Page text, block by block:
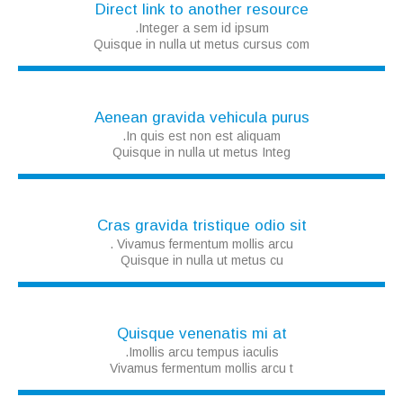
Direct link to another resource
Integer a sem id ipsum.
Quisque in nulla ut metus cursus com
Aenean gravida vehicula purus
In quis est non est aliquam.
Quisque in nulla ut metus Integ
Cras gravida tristique odio sit
Vivamus fermentum mollis arcu .
Quisque in nulla ut metus cu
Quisque venenatis mi at
Imollis arcu tempus iaculis.
Vivamus fermentum mollis arcu t